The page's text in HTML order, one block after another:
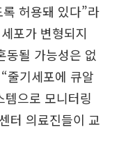
허용돼 있다”라
포가 변형되지
동될 가능성은 없
줄기세포에 큐알
으로 모니터링
터 의료진들이 교